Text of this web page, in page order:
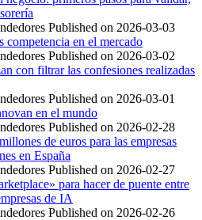
Published on 2026-03-03
competencia en el mercado
Published on 2026-03-02
con filtrar las confesiones realizadas
Published on 2026-03-01
en el mundo
Published on 2026-02-28
de euros para las empresas
en España
Published on 2026-02-27
para hacer de puente entre
de IA
Published on 2026-02-26